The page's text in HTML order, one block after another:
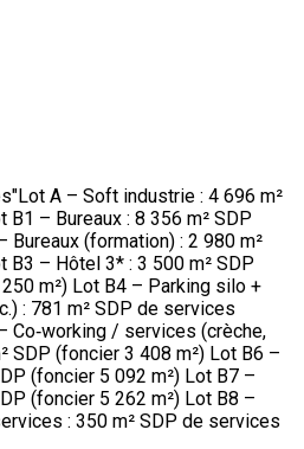
"Lot A – Soft industrie : 4 696 m²
– Bureaux : 8 356 m² SDP
Bureaux (formation) : 2 980 m²
B3 – Hôtel 3* : 3 500 m² SDP
m²) Lot B4 – Parking silo +
: 781 m² SDP de services
Co‑working / services (crèche,
SDP (foncier 3 408 m²) Lot B6 –
(foncier 5 092 m²) Lot B7 –
(foncier 5 262 m²) Lot B8 –
: 350 m² SDP de services